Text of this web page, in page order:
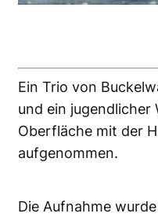
Ein Trio von
und ein jugendlicher
Oberfläche mit der
aufgenommen.
Die Aufnahme